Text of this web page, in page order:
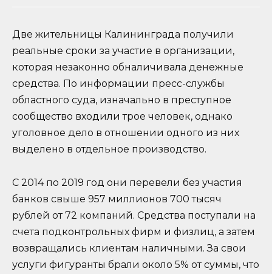
Две жительницы Калининграда получили
реальные сроки за участие в организации,
которая незаконно обналичивала денежные
средства. По информации пресс-службы
областного суда, изначально в преступное
сообщество входили трое человек, однако
уголовное дело в отношении одного из них
выделено в отдельное производство.
С 2014 по 2019 год они перевели без участия
банков свыше 957 миллионов 700 тысяч
рублей от 72 компаний. Средства поступали на
счета подконтрольных фирм и физлиц, а затем
возвращались клиентам наличными. За свои
услуги фигуранты брали около 5% от суммы, что